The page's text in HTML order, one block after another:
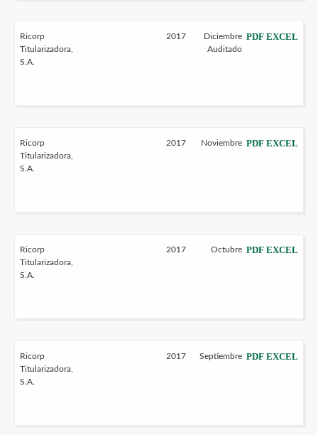
Ricorp
Titularizadora,
S.A.
2017
Diciembre
Auditado
PDF EXCEL
Ricorp
Titularizadora,
S.A.
2017 Noviembre PDF EXCEL
Ricorp
Titularizadora,
S.A.
2017 Octubre PDF EXCEL
Ricorp
Titularizadora,
S.A.
2017 Septiembre PDF EXCEL